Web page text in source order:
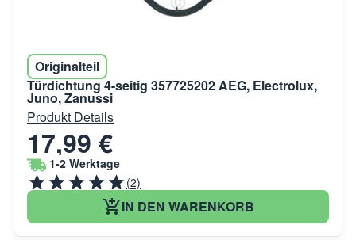
Originalteil
Türdichtung 4-seitig 357725202 AEG, Electrolux,
Juno, Zanussi
Produkt Details
17,99 €
1-2 Werktage
(2)
IN DEN WARENKORB